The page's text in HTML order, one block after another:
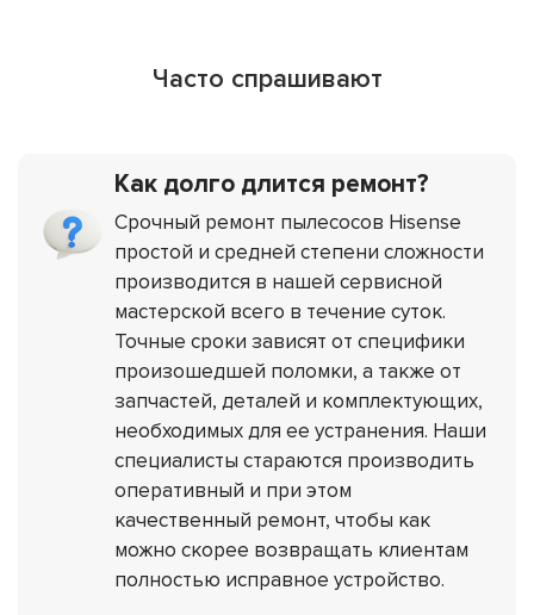
Часто спрашивают
Как долго длится ремонт?
Срочный ремонт пылесосов Hisense
простой и средней степени сложности
производится в нашей сервисной
мастерской всего в течение суток.
Точные сроки зависят от специфики
произошедшей поломки, а также от
запчастей, деталей и комплектующих,
необходимых для ее устранения. Наши
специалисты стараются производить
оперативный и при этом
качественный ремонт, чтобы как
можно скорее возвращать клиентам
полностью исправное устройство.